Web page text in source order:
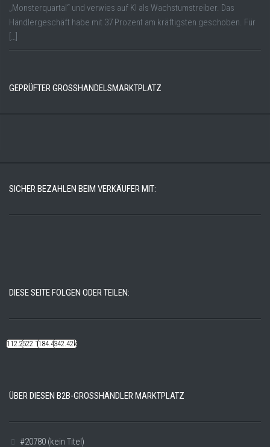
„Monsterquartal“ und verwies auf KI als Wachstumstreiber. Das
Händlergeschäft habe mit 37 Prozent am kräftigsten geschoben. Für
[…]
GEPRÜFTER GROSSHANDELSMARKTPLATZ
SICHER BEZAHLEN BEIM VERKÄUFER MIT:
DIESE SEITE FOLGEN ODER TEILEN:
112.22k522.14k184.48k342.42k
ÜBER DIESEN B2B-GROSSHÄNDLER MARKTPLATZ
#20780 (kein Titel)